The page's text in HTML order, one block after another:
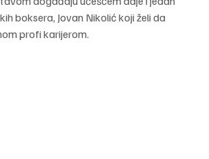
boksera, Jovan Nikolić koji želi da
profi karijerom.